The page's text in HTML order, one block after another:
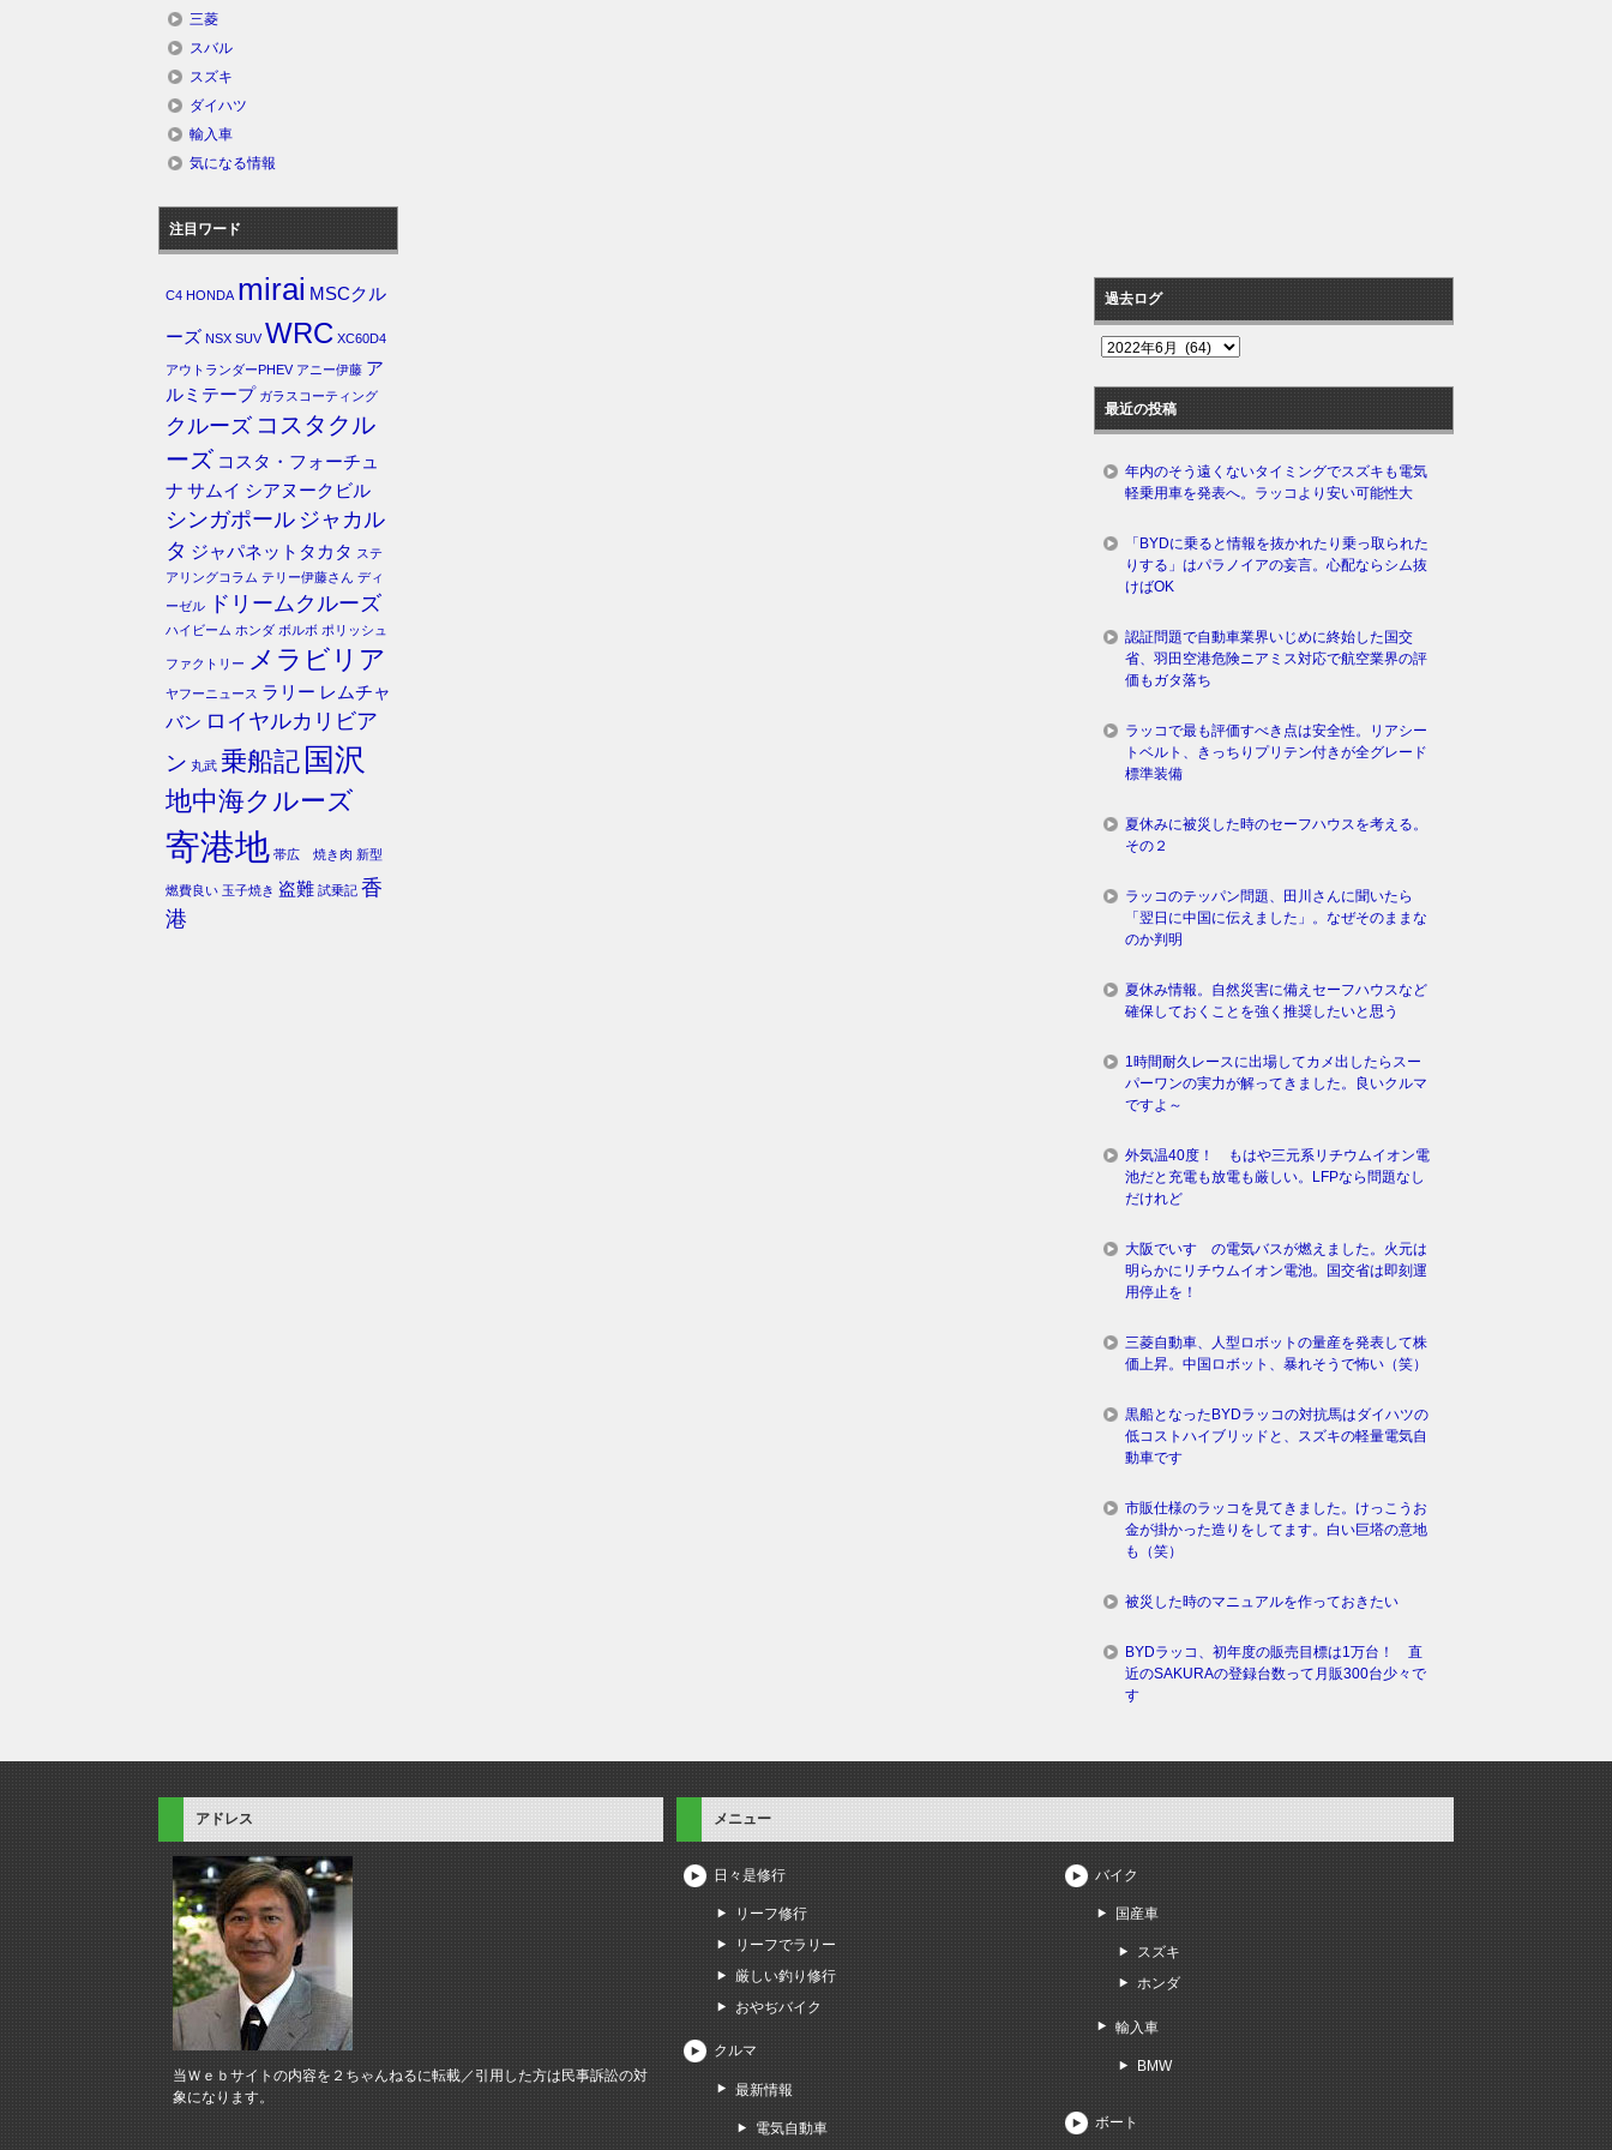
三菱
スバル
スズキ
ダイハツ
輸入車
気になる情報
注目ワード
C4 HONDA mirai MSCクル
ーズ NSX SUV WRC XC60D4
アウトランダーPHEV アニー伊藤 ア
ルミテープ ガラスコーティング
クルーズ コスタクル
ーズ コスタ・フォーチュ
ナ サムイ シアヌークビル
シンガポール ジャカル
タ ジャパネットタカタ ステ
アリングコラム テリー伊藤さん ディ
ーゼル
ドリームクルーズ
ハイビーム ホンダ ボルボ ポリッシュ
ファクトリー メラビリア
ヤフーニュース ラリー レムチャ
バン ロイヤルカリビア
ン 丸武 乗船記 国沢
地中海クルーズ
寄港地 帯広 焼き肉 新型
燃費良い 玉子焼き 盗難 試乗記 香
港
過去ログ
過
ロ
グ
最近の投稿
年内のそう遠くないタイミングでスズキも電気
軽乗用車を発表へ。ラッコより安い可能性大
「BYDに乗ると情報を抜かれたり乗っ取られた
りする」はパラノイアの妄言。心配ならシム抜
けばOK
認証問題で自動車業界いじめに終始した国交
省、羽田空港危険ニアミス対応で航空業界の評
価もガタ落ち
ラッコで最も評価すべき点は安全性。リアシー
トベルト、きっちりプリテン付きが全グレード
標準装備
夏休みに被災した時のセーフハウスを考える。
その２
ラッコのテッパン問題、田川さんに聞いたら
「翌日に中国に伝えました」。なぜそのままな
のか判明
夏休み情報。自然災害に備えセーフハウスなど
確保しておくことを強く推奨したいと思う
1時間耐久レースに出場してカメ出したらスー
パーワンの実力が解ってきました。良いクルマ
ですよ～
外気温40度！ もはや三元系リチウムイオン電
池だと充電も放電も厳しい。LFPなら問題なし
だけれど
大阪でいすゞの電気バスが燃えました。火元は
明らかにリチウムイオン電池。国交省は即刻運
用停止を！
三菱自動車、人型ロボットの量産を発表して株
価上昇。中国ロボット、暴れそうで怖い（笑）
黒船となったBYDラッコの対抗馬はダイハツの
低コストハイブリッドと、スズキの軽量電気自
動車です
市販仕様のラッコを見てきました。けっこうお
金が掛かった造りをしてます。白い巨塔の意地
も（笑）
被災した時のマニュアルを作っておきたい
BYDラッコ、初年度の販売目標は1万台！ 直
近のSAKURAの登録台数って月販300台少々で
す
アドレス
当Ｗｅｂサイトの内容を２ちゃんねるに転載／引用した方は民事訴訟の対
象になります。
メニュー
日々是修行
リーフ修行
リーフでラリー
厳しい釣り修行
おやぢバイク
クルマ
最新情報
電気自動車
バイク
国産車
スズキ
ホンダ
輸入車
BMW
ボート